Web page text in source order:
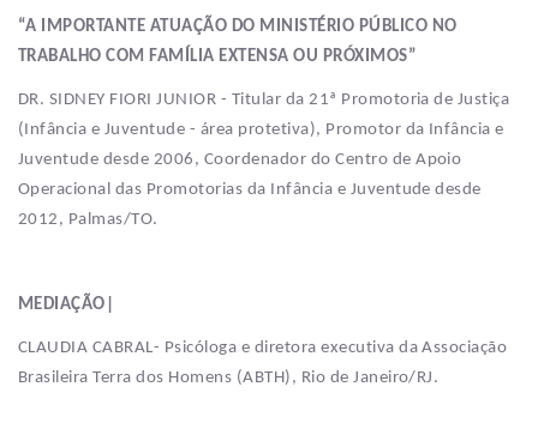
“A IMPORTANTE ATUAÇÃO DO MINISTÉRIO PÚBLICO NO
TRABALHO COM FAMÍLIA EXTENSA OU PRÓXIMOS”
DR. SIDNEY FIORI JUNIOR - Titular da 21ª Promotoria de Justiça
(Infância e Juventude - área protetiva), Promotor da Infância e
Juventude desde 2006, Coordenador do Centro de Apoio
Operacional das Promotorias da Infância e Juventude desde
2012, Palmas/TO.
MEDIAÇÃO|
CLAUDIA CABRAL- Psicóloga e diretora executiva da Associação
Brasileira Terra dos Homens (ABTH), Rio de Janeiro/RJ.